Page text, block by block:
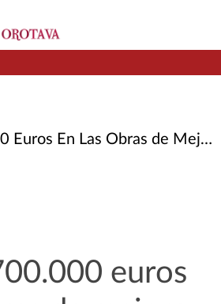
de Mejora y Adaptación de Los Colegios Públicos del Municipio
euros